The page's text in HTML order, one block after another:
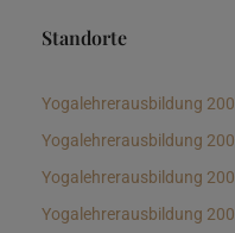
Standorte
Yogalehrerausbildung
Yogalehrerausbildung
Yogalehrerausbildung
Yogalehrerausbildung